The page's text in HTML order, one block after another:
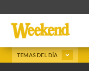
TEMAS DEL DÍA